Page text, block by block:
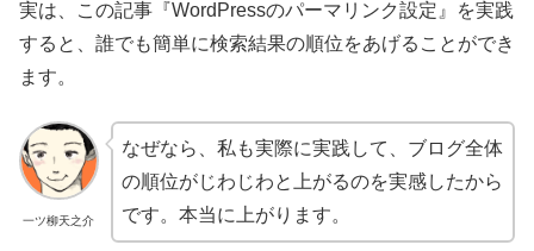
実は、この記事『WordPressのパーマリンク設定』を実践
すると、誰でも簡単に検索結果の順位をあげることができ
ます。
一ツ柳天之介
なぜなら、私も実際に実践して、ブログ全体
の順位がじわじわと上がるのを実感したから
です。本当に上がります。